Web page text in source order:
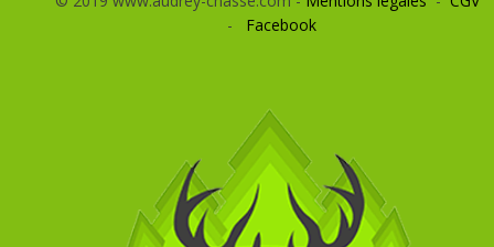
- Facebook